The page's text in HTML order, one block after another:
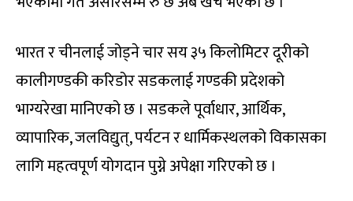
भारत र चीनलाई जोड्ने चार सय ३५ किलोमिटर दूरीको
कालीगण्डकी करिडोर सडकलाई गण्डकी प्रदेशको
भाग्यरेखा मानिएको छ । सडकले पूर्वाधार, आर्थिक,
व्यापारिक, जलविद्युत्, पर्यटन र धार्मिकस्थलको विकासका
लागि महत्वपूर्ण योगदान पुग्ने अपेक्षा गरिएको छ ।